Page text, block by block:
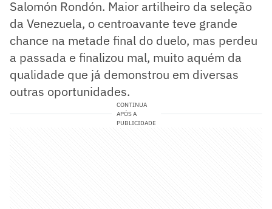
Salomón Rondón. Maior artilheiro da seleção
da Venezuela, o centroavante teve grande
chance na metade final do duelo, mas perdeu
a passada e finalizou mal, muito aquém da
qualidade que já demonstrou em diversas
outras oportunidades.
CONTINUA
APÓS A
PUBLICIDADE